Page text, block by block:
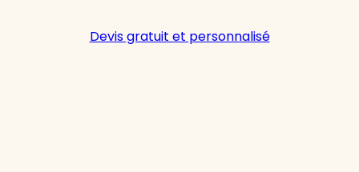
Devis gratuit et personnalisé